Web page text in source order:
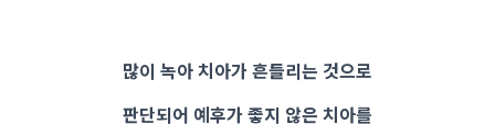
많이 녹아 치아가 흔들리는 것으로
판단되어 예후가 좋지 않은 치아를